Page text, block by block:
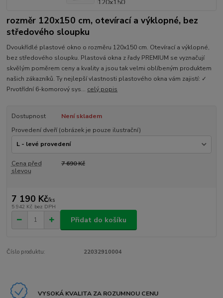
rozměr 120x150 cm, otevírací a výklopné, bez
středového sloupku
Dvoukřídlé plastové okno o rozměru 120x150 cm. Otevírací a výklopné,
bez středového sloupku. Plastová okna z řady PREMIUM se vyznačují
skvělým poměrem ceny a kvality a jsou tak velmi oblíbeným produktem
našich zákazníků. Ty nejlepší vlastnosti plastového okna vám zajistí: ✓
Prvotřídní 6-komorový sys... celý popis
Dostupnost
Není skladem
Provedení dveří (obrázek je pouze ilustrační)
Cena před
slevou
7 690 Kč
7 190 Kč/ks
5 942 Kč bez DPH
Přidat do košíku
Číslo produktu: 22032910004
VYSOKÁ KVALITA ZA ROZUMNOU CENU